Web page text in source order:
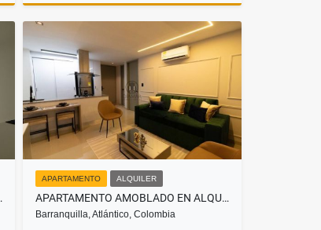
Venta
$2.500.000.000
EN RIO ALTO
APARTAMENTO ALQUILER
APARTAMENTO AMOBLADO EN ALQUILER, SECTOR SAN VICENTE
Barranquilla, Atlántico, Colombia